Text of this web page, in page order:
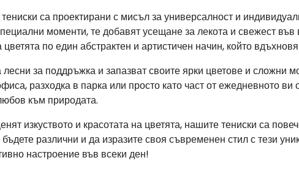
са проектирани с мисъл за универсалност и
моменти, те добавят усещане за лекота и свежест
по един абстрактен и артистичен начин, който
лесни за поддръжка и запазват своите ярки цветове и сложни
разходка в парка или просто като част от ежедневното ви
към природата.
изкуството и красотата на цветята, нашите тениски са
различни и да изразите своя съвременен стил с тези
настроение във всеки ден!